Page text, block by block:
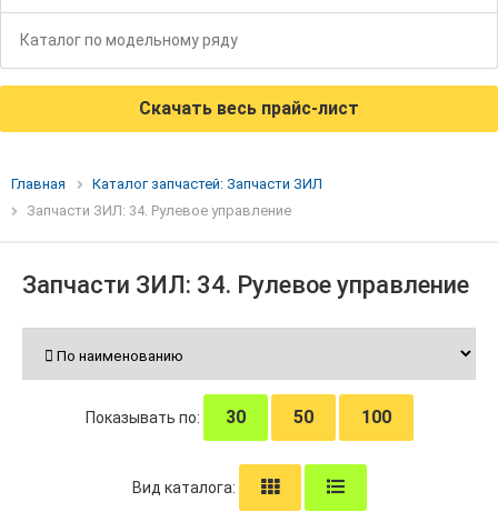
Каталог по модельному ряду
Скачать весь прайс-лист
Главная
Каталог запчастей: Запчасти ЗИЛ
Запчасти ЗИЛ: 34. Рулевое управление
Запчасти ЗИЛ: 34. Рулевое управление
Показывать по: 30 50 100
Вид каталога: